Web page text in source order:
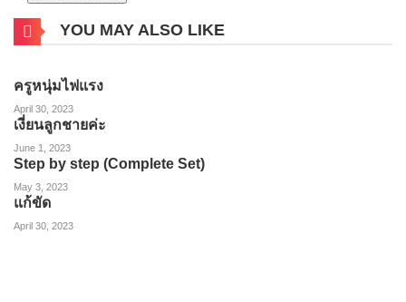
YOU MAY ALSO LIKE
ครูหนุ่มไฟแรง
April 30, 2023
เงี่ยนลูกชายค่ะ
June 1, 2023
Step by step (Complete Set)
May 3, 2023
แก้ขัด
April 30, 2023